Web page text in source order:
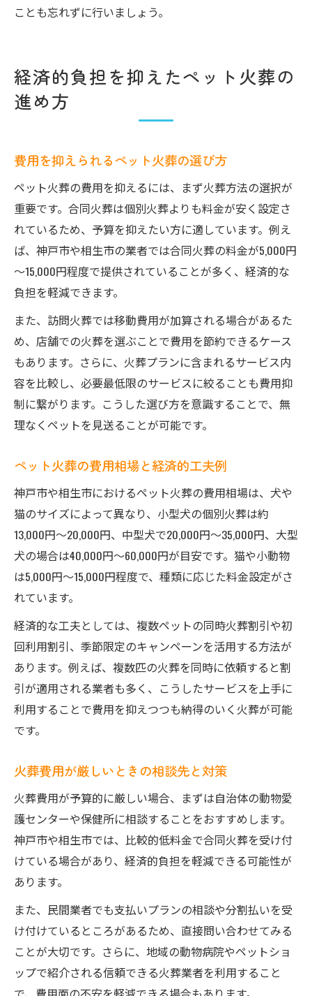
ことも忘れずに行いましょう。
経済的負担を抑えたペット火葬の
進め方
費用を抑えられるペット火葬の選び方
ペット火葬の費用を抑えるには、まず火葬方法の選択が
重要です。合同火葬は個別火葬よりも料金が安く設定さ
れているため、予算を抑えたい方に適しています。例え
ば、神戸市や相生市の業者では合同火葬の料金が5,000円
～15,000円程度で提供されていることが多く、経済的な
負担を軽減できます。
また、訪問火葬では移動費用が加算される場合があるた
め、店舗での火葬を選ぶことで費用を節約できるケース
もあります。さらに、火葬プランに含まれるサービス内
容を比較し、必要最低限のサービスに絞ることも費用抑
制に繋がります。こうした選び方を意識することで、無
理なくペットを見送ることが可能です。
ペット火葬の費用相場と経済的工夫例
神戸市や相生市におけるペット火葬の費用相場は、犬や
猫のサイズによって異なり、小型犬の個別火葬は約
13,000円～20,000円、中型犬で20,000円～35,000円、大型
犬の場合は40,000円～60,000円が目安です。猫や小動物
は5,000円～15,000円程度で、種類に応じた料金設定がさ
れています。
経済的な工夫としては、複数ペットの同時火葬割引や初
回利用割引、季節限定のキャンペーンを活用する方法が
あります。例えば、複数匹の火葬を同時に依頼すると割
引が適用される業者も多く、こうしたサービスを上手に
利用することで費用を抑えつつも納得のいく火葬が可能
です。
火葬費用が厳しいときの相談先と対策
火葬費用が予算的に厳しい場合、まずは自治体の動物愛
護センターや保健所に相談することをおすすめします。
神戸市や相生市では、比較的低料金で合同火葬を受け付
けている場合があり、経済的負担を軽減できる可能性が
あります。
また、民間業者でも支払いプランの相談や分割払いを受
け付けているところがあるため、直接問い合わせてみる
ことが大切です。さらに、地域の動物病院やペットショ
ップで紹介される信頼できる火葬業者を利用すること